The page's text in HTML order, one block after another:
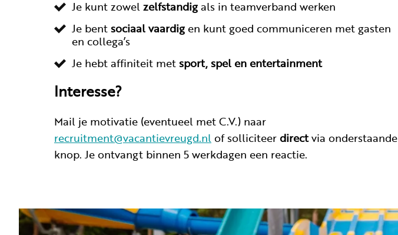
Je kunt zowelzelfstandigals in teamverband werken
Je bent sociaal vaardigen kunt goed communiceren met gasten
en collega’s
Je hebt affiniteit met sport, spel en entertainment
Interesse?
Mail je motivatie (eventueel met C.V.) naar
recruitment@vacantievreugd.nlof solliciteerdirectvia onderstaande
knop. Je ontvangt binnen 5 werkdagen een reactie.